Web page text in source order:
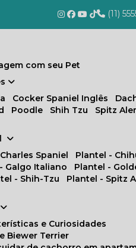
(11)
Spaniel
Plantel -
- Galgo Italiano Plantel -
- Shih-Tzu Plantel - Spitz
e Curiosidades
Biewer Terrier
com seu Pet
Cocker Spaniel Inglês
Poodle Shih Tzu Spitz